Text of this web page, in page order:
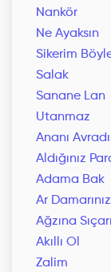
Nankör
Ne Ayaksın
Sikerim
Salak
Sanane Lan
Utanmaz
Ananı
Aldığınız
Adama Bak
Ar
Ağzına
Akıllı Ol
Zalim